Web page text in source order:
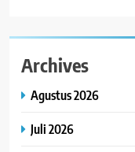
Archives
Agustus 2026
Juli 2026